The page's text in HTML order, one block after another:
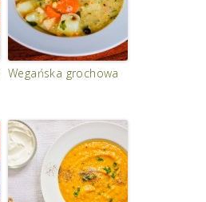
Wegańska grochowa